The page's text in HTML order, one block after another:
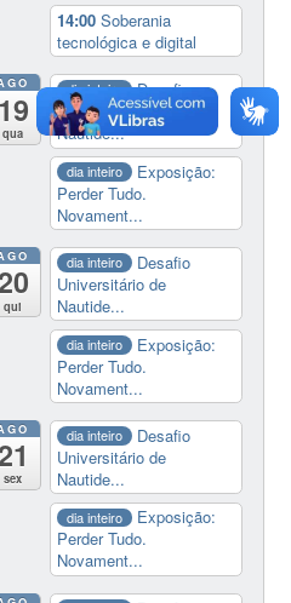
14:00Soberania
tecnológica e digital
19
qua
dia inteiro
Desafio
Universitário de
Nautide...
dia inteiro
Exposição:
Perder Tudo.
Novament...
qui
dia inteiro
Desafio
Universitário de
Nautide...
dia inteiro
Exposição:
Perder Tudo.
Novament...
sex
dia inteiro
Desafio
Universitário de
Nautide...
dia inteiro
Exposição:
Perder Tudo.
Novament...